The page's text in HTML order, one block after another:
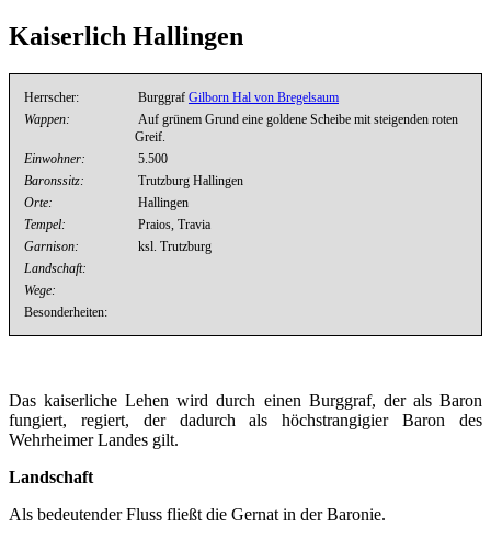
Kaiserlich Hallingen
Herrscher: Burggraf Gilborn Hal von Bregelsaum
Wappen:
Auf grünem Grund eine goldene Scheibe mit steigenden roten
Greif.
Einwohner:
5.500
Baronssitz:
Trutzburg Hallingen
Orte:
Hallingen
Tempel:
Praios, Travia
Garnison:
ksl. Trutzburg
Landschaft:
Wege:
Besonderheiten:
Das kaiserliche Lehen wird durch einen Burggraf, der als Baron
fungiert, regiert, der dadurch als höchstrangigier Baron des
Wehrheimer Landes gilt.
Landschaft
Als bedeutender Fluss fließt die Gernat in der Baronie.